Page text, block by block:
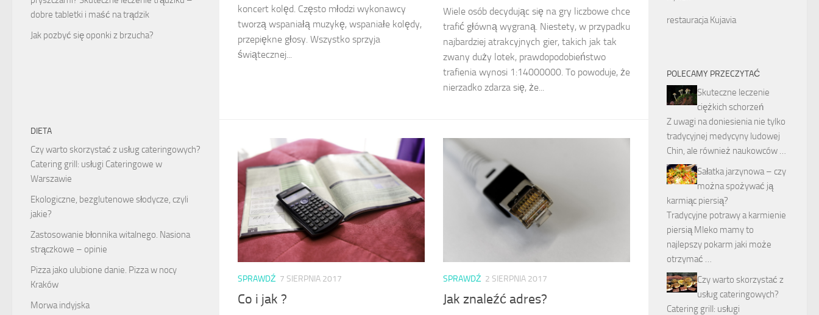
koncert kolęd. Często młodzi wykonawcy
tworzą wspaniałą muzykę, wspaniałe kolędy,
przepiękne głosy. Wszystko sprzyja
świątecznej...
Wiele osób decydując się na gry liczbowe chce
trafić główną wygraną. Niestety, w przypadku
najbardziej atrakcyjnych gier, takich jak tak
zwany duży lotek, prawdopodobieństwo
trafienia wynosi 1:14000000. To powoduje, że
nierzadko zdarza się, że...
SPRAWDŹ 7 SIERPNIA 2017
Co i jak ?
SPRAWDŹ 2 SIERPNIA 2017
Jak znaleźć adres?
dobre tabletki i maść na trądzik
Jak pozbyć się oponki z brzucha?
DIETA
Czy warto skorzystać z usług cateringowych?
Catering grill: usługi Cateringowe w
Warszawie
Ekologiczne, bezglutenowe słodycze, czyli
jakie?
Zastosowanie błonnika witalnego. Nasiona
strączkowe – opinie
Pizza jako ulubione danie. Pizza w nocy
Kraków
Morwa indyjska
restauracja Kujavia
POLECAMY PRZECZYTAĆ
Skuteczne leczenie
ciężkich schorzeń
Z uwagi na doniesienia nie tylko
tradycyjnej medycyny ludowej
Chin, ale również naukowców …
Sałatka jarzynowa – czy
można spożywać ją
karmiąc piersią?
Tradycyjne potrawy a karmienie
piersią Mleko mamy to
najlepszy pokarm jaki może
otrzymać …
Czy warto skorzystać z
usług cateringowych?
Catering grill: usługi